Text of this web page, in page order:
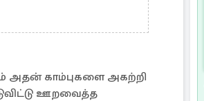
அதன் காம்புகளை அகற்றி
ஊறவைத்த